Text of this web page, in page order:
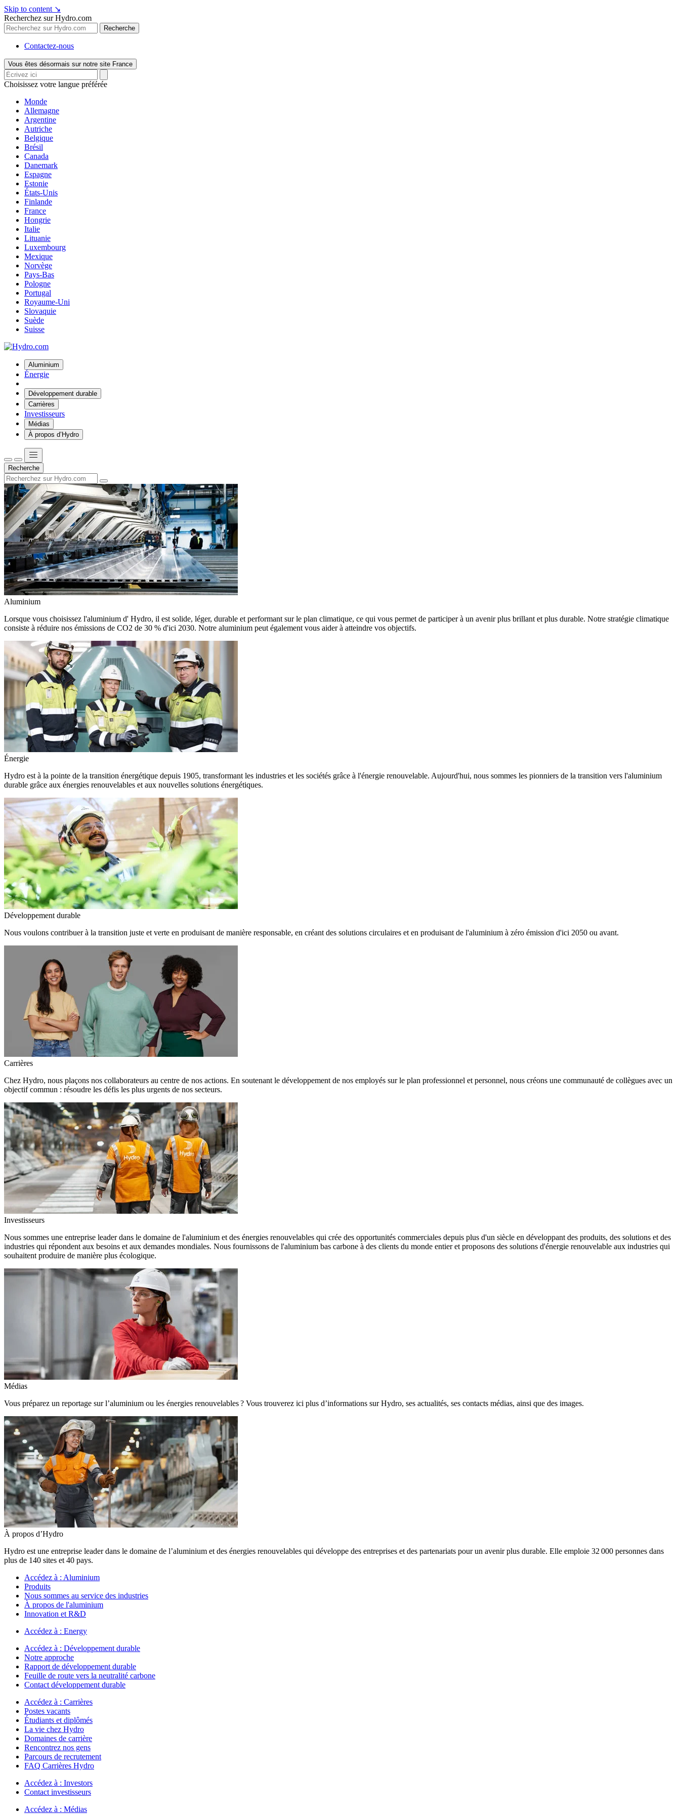
Skip to content ↘
Recherchez sur Hydro.com
Recherche
Contactez-nous
Vous êtes désormais sur notre site France
Choisissez votre langue préférée
Monde
Allemagne
Argentine
Autriche
Belgique
Brésil
Canada
Danemark
Espagne
Estonie
États-Unis
Finlande
France
Hongrie
Italie
Lituanie
Luxembourg
Mexique
Norvège
Pays-Bas
Pologne
Portugal
Royaume-Uni
Slovaquie
Suède
Suisse
Aluminium
Énergie
Développement durable
Carrières
Investisseurs
Médias
À propos d’Hydro
Recherche
Aluminium
Lorsque vous choisissez l'aluminium d' Hydro, il est solide, léger, durable et performant sur le plan climatique, ce qui vous permet de participer à un avenir plus brillant et plus durable. Notre stratégie climatique
consiste à réduire nos émissions de CO2 de 30 % d'ici 2030. Notre aluminium peut également vous aider à atteindre vos objectifs.
Énergie
Hydro est à la pointe de la transition énergétique depuis 1905, transformant les industries et les sociétés grâce à l'énergie renouvelable. Aujourd'hui, nous sommes les pionniers de la transition vers l'aluminium
durable grâce aux énergies renouvelables et aux nouvelles solutions énergétiques.
Développement durable
Nous voulons contribuer à la transition juste et verte en produisant de manière responsable, en créant des solutions circulaires et en produisant de l'aluminium à zéro émission d'ici 2050 ou avant.
Carrières
Chez Hydro, nous plaçons nos collaborateurs au centre de nos actions. En soutenant le développement de nos employés sur le plan professionnel et personnel, nous créons une communauté de collègues avec un
objectif commun : résoudre les défis les plus urgents de nos secteurs.
Investisseurs
Nous sommes une entreprise leader dans le domaine de l'aluminium et des énergies renouvelables qui crée des opportunités commerciales depuis plus d'un siècle en développant des produits, des solutions et des
industries qui répondent aux besoins et aux demandes mondiales. Nous fournissons de l'aluminium bas carbone à des clients du monde entier et proposons des solutions d'énergie renouvelable aux industries qui
souhaitent produire de manière plus écologique.
Médias
Vous préparez un reportage sur l’aluminium ou les énergies renouvelables ? Vous trouverez ici plus d’informations sur Hydro, ses actualités, ses contacts médias, ainsi que des images.
À propos d’Hydro
Hydro est une entreprise leader dans le domaine de l’aluminium et des énergies renouvelables qui développe des entreprises et des partenariats pour un avenir plus durable. Elle emploie 32 000 personnes dans
plus de 140 sites et 40 pays.
Accédez à : Aluminium
Produits
Nous sommes au service des industries
À propos de l'aluminium
Innovation et R&D
Accédez à : Energy
Accédez à : Développement durable
Notre approche
Rapport de développement durable
Feuille de route vers la neutralité carbone
Contact développement durable
Accédez à : Carrières
Postes vacants
Étudiants et diplômés
La vie chez Hydro
Domaines de carrière
Rencontrez nos gens
Parcours de recrutement
FAQ Carrières Hydro
Accédez à : Investors
Contact investisseurs
Accédez à : Médias